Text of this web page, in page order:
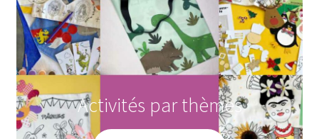
Activités par thèmes